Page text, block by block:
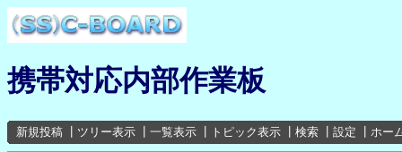
携帯対応内部作業板
新規投稿 ツリー表示 一覧表示 トピック表示 検索 設定 ホー